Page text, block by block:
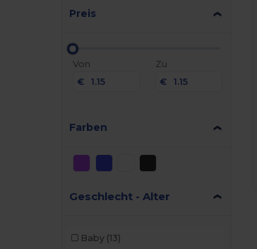
Preis
Von
€
Zu
€
Farben
Geschlecht - Alter
Baby (13)